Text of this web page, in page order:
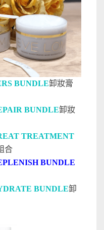
BUNDLE卸妝膏
BUNDLE卸妝
TREATMENT
合
BUNDLE
BUNDLE卸